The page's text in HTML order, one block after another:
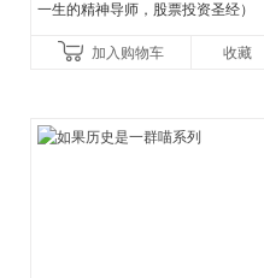
一生的精神导师，股票投资圣经）
加入购物车 收藏